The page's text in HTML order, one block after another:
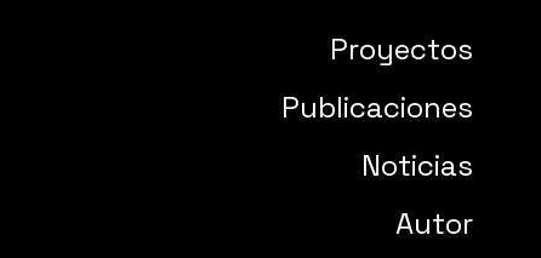
Proyectos
Publicaciones
Noticias
Autor